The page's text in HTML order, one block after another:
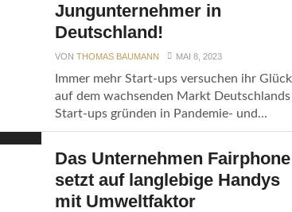
Jungunternehmer in
Deutschland!
VONTHOMAS BAUMANN MAI 8, 2023
Immer mehr Start-ups versuchen ihr Glück
auf dem wachsenden Markt Deutschlands
Start-ups gründen in Pandemie- und...
Das Unternehmen Fairphone
setzt auf langlebige Handys
mit Umweltfaktor